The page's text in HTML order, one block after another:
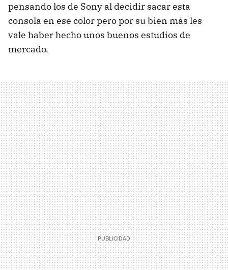
pensando los de Sony al decidir sacar esta
consola en ese color pero por su bien más les
vale haber hecho unos buenos estudios de
mercado.